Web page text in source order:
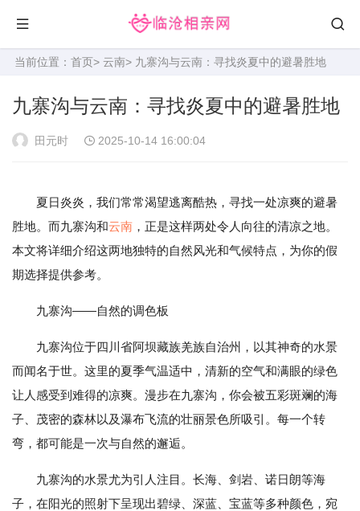
当前位置： 首页> 云南> 九寨沟与云南：寻找炎夏中的避暑胜地
九寨沟与云南：寻找炎夏中的避暑胜地
田元时 2025-10-14 16:00:04
夏日炎炎，我们常常渴望逃离酷热，寻找一处凉爽的避暑
胜地。而九寨沟和云南 ，正是这样两处令人向往的清凉之地。
本文将详细介绍这两地独特的自然风光和气候特点，为你的假
期选择提供参考。
九寨沟——自然的调色板
九寨沟位于四川省阿坝藏族羌族自治州，以其神奇的水景
而闻名于世。这里的夏季气温适中，清新的空气和满眼的绿色
让人感受到难得的凉爽。漫步在九寨沟，你会被五彩斑斓的海
子、茂密的森林以及瀑布飞流的壮丽景色所吸引。每一个转
弯，都可能是一次与自然的邂逅。
九寨沟的水景尤为引人注目。长海、剑岩、诺日朗等海
子，在阳光的照射下呈现出碧绿、深蓝、宝蓝等多种颜色，宛